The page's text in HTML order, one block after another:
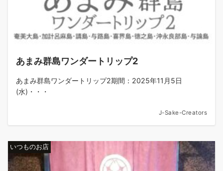
あまみ群島ワンダートリップ2
あまみ群島ワンダートリップ2期間：2025年11月5日
(水)・・・
J-Sake-Creators
いつものお店